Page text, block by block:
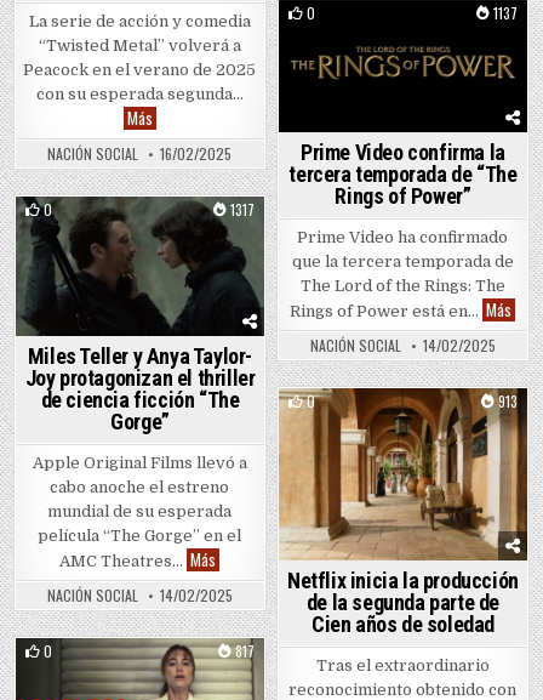
La serie de acción y comedia
“Twisted Metal” volverá a
Peacock en el verano de 2025
con su esperada segunda…
Más“Twisted Metal” regresa con más caos y destrucción
NACIÓN SOCIAL 16/02/2025
0 1137
Prime Video confirma la
tercera temporada de “The
Rings of Power”
Prime Video ha confirmado
que la tercera temporada de
The Lord of the Rings: The
Rings of Power está en… Más
NACIÓN SOCIAL 14/02/2025
0 1317
Posted in
Miles Teller y Anya Taylor-
Joy protagonizan el thriller
de ciencia ficción “The
Gorge”
Apple Original Films llevó a
cabo anoche el estreno
mundial de su esperada
película “The Gorge” en el
AMC Theatres… Más Miles Teller y Anya Taylor-Joy protagonizan el
NACIÓN SOCIAL 14/02/2025
0 913
Posted in
Netflix inicia la producción
de la segunda parte de
Cien años de soledad
Tras el extraordinario
reconocimiento obtenido con
0 817
Posted in